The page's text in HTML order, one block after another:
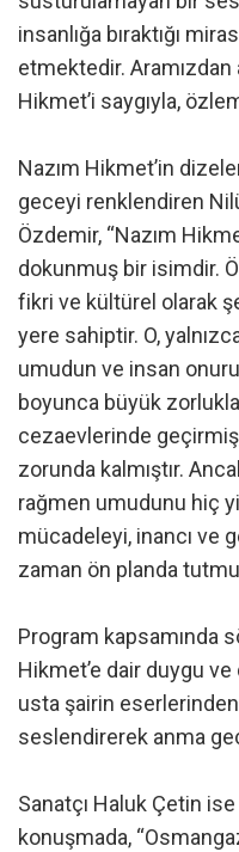
insanlığa bıraktığı
etmektedir. Aramızdan
Hikmet’i saygıyla,
Nazım Hikmet’in
geceyi renklendiren
Özdemir, “Nazım
dokunmuş bir isimdir.
fikri ve kültürel olarak
yere sahiptir. O,
umudun ve insan
boyunca büyük
cezaevlerinde
zorunda kalmıştır.
rağmen umudunu hiç
mücadeleyi, inancı ve
zaman ön planda
Program kapsamında
Hikmet’e dair duygu
usta şairin
seslendirerek anma
Sanatçı Haluk Çetin ise
konuşmada,